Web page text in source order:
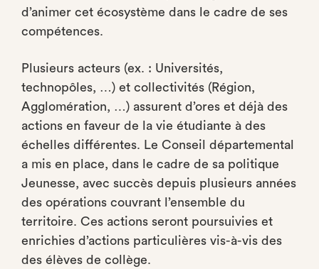
d’animer cet écosystème dans le cadre de ses
compétences.
Plusieurs acteurs (ex. : Universités,
technopôles, …) et collectivités (Région,
Agglomération, …) assurent d’ores et déjà des
actions en faveur de la vie étudiante à des
échelles différentes. Le Conseil départemental
a mis en place, dans le cadre de sa politique
Jeunesse, avec succès depuis plusieurs années
des opérations couvrant l’ensemble du
territoire. Ces actions seront poursuivies et
enrichies d’actions particulières vis-à-vis des
des élèves de collège.